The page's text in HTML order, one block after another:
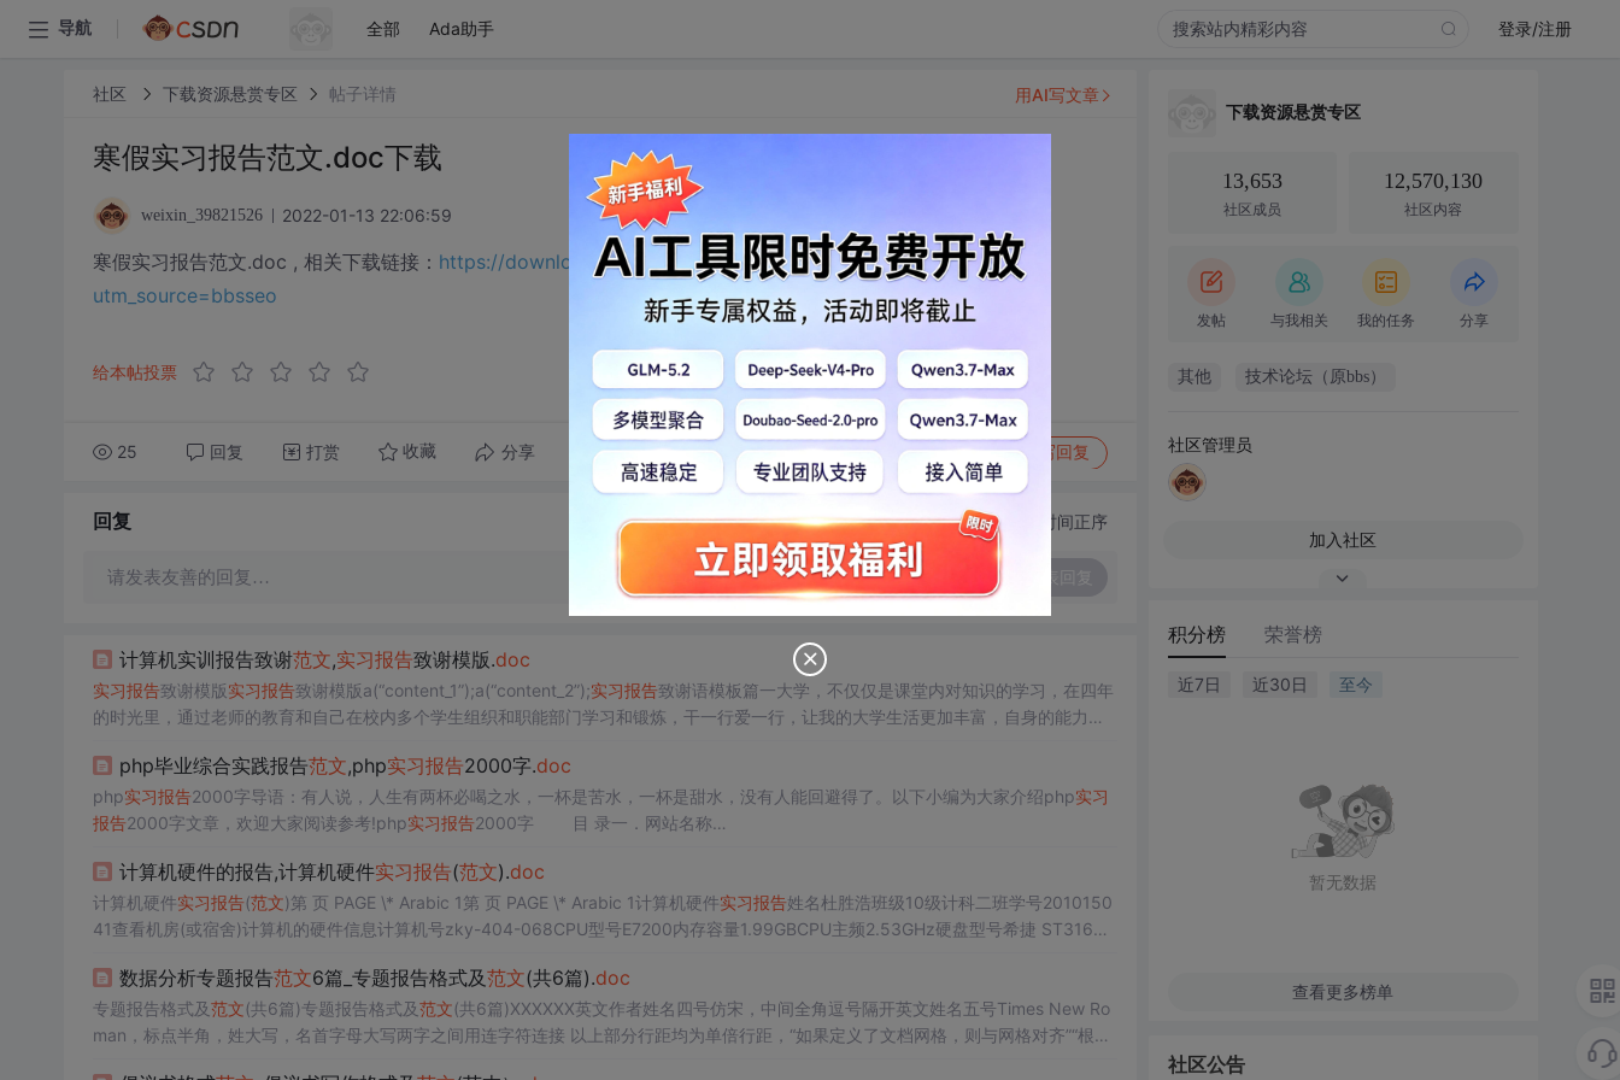
导航 全部 Ada助手 登录/注册
社区 下载资源悬赏专区 帖子详情
寒假实习报告范文.doc下载
weixin_39821526 2022-01-13 22:06:59
寒假实习报告范文.doc , 相关下载链接： https://download.csdn.net/download/m0_65191343/75521716?
utm_source=bbsseo
给本帖投票
25 回复 打赏 收藏 分享 转发到动态 举报 写回复
用AI写文章
回复 切换为时间正序
请发表友善的回复…
计算机实训报告致谢范文,实习报告致谢模版.doc
实习报告致谢模版实习报告致谢模版a(“content_1”);a(“content_2”);实习报告致谢语模板篇一大学，不仅仅是课堂内对知识的学习，在四年
的时光里，通过老师的教育和自己在校内多个学生组织和职能部门学习和锻炼，干一行爱一行，让我的大学生活更加丰富，自身的能力和
的教...php毕业综合实践报告范文,php实习报告2000字.doc
php实习报告2000字导语：有人说，人生有两杯必喝之水，一杯是苦水，一杯是甜水，没有人能回避得了。以下小编为大家介绍php实习
报告2000字文章，欢迎大家阅读参考!php实习报告2000字 目 录一．网站名称
计算机硬件的报告,计算机硬件实习报告(范文).doc
计算机硬件实习报告(范文 )第 页 PAGE \* Arabic 1第 页 PAGE \* Arabic 1计算机硬件实习报告姓名杜胜浩班级10级计科二班学号2010150
41查看机房(或宿舍)计算机的硬件信息计算机号zky-404-068CPU型号E7200内存容量1.99GBCPU主频2.53GHz硬盘型号希捷 ST31608
数据分析专题报告范文6篇_专题报告格式及范文(共6篇).doc
专题报告格式及范文(共6篇)专题报告格式及范文(共6篇)XXXXXX英文作者姓名四号仿宋，中间全角逗号隔开英文姓名五号Times New Ro
man，标点半角，姓大写，名首字母大写两字之间用连字符连接 以上部分行距均为单倍行距，“如果定义了文档网格，则与网格对齐”“根据
下载资源悬赏专区
13,653
社区成员
12,570,130
社区内容
发帖 与我相关 我的任务 分享
其他 技术论坛（原bbs）
社区管理员
加入社区
积分榜 荣誉榜
近7日 近30日 至今
暂无数据
查看更多榜单
社区公告